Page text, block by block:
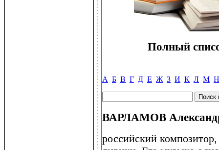
Полный
А Б В Г Д Е Ж З И К Л М Н
ВАРЛАМОВ
российский